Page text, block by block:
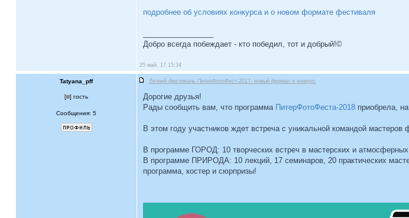
подробнее об условиях конкурса и о новом формате фестиваля
Добро всегда побеждает - кто победил, тот и добрый!©
25 май, 17 15:34
Tatyana_pff Летний фестиваль ПитерФотоФест-2017: новый формат и конкурс
[ ] гость
Сообщения: 5
Дорогие друзья!
Рады сообщить вам, что программа ПитерФотоФеста-2018 приобрела,
В этом году участников ждет встреча с уникальной командой
В программе ГОРОД: 10 творческих встреч в мастерских и
В программе ПРИРОДА: 10 лекций, 17 семинаров, 20 практических
программа, костер и сюрпризы!